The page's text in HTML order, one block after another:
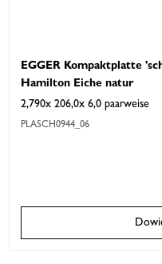
EGGER Kompaktplatte
Hamilton Eiche natur
2,790x 206,0x 6,0 paarweise
PLASCH0944_06